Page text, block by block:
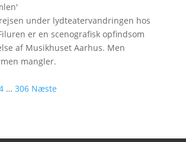
'
under lydteatervandringen hos
er en scenografisk opfindsom
af Musikhuset Aarhus. Men
mangler.
… 306 Næste